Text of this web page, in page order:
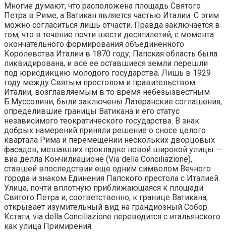
Многие думают, что расположена площадь Святого
Петра в Риме, а Ватикан является частью Италии. С этим
можно согласиться лишь отчасти. Правда заключается в
том, что в течение почти шести десятилетий, с момента
окончательного формирования объединенного
Королевства Италии в 1870 году, Папская область была
ликвидирована, и все ее оставшиеся земли перешли
под юрисдикцию молодого государства. Лишь в 1929
году между Святым престолом и правительством
Италии, возглавляемым в то время небезызвестным
Б.Муссолини, были заключены Латеранские соглашения,
определившие границы Ватикана и его статус
независимого теократического государства. В знак
добрых намерений приняли решение о сносе целого
квартала Рима и перемещении нескольких дворцовых
фасадов, мешавших прокладке новой широкой улицы —
виа делла Кончилиационе (Via della Conciliazione),
ставшей впоследствии еще одним символом Вечного
города и знаком Единения Папского престола с Италией.
Улица, почти вплотную приближающаяся к площади
Святого Петра и, соответственно, к границе Ватикана,
открывает изумительный вид на грандиозный Собор.
Кстати, via della Conciliazione переводится с итальянского
как улица Примирения.